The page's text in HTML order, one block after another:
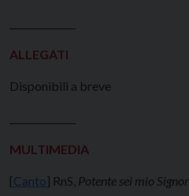
ALLEGATI
Disponibili a breve
MULTIMEDIA
[Canto] RnS, Potente sei mio Signor